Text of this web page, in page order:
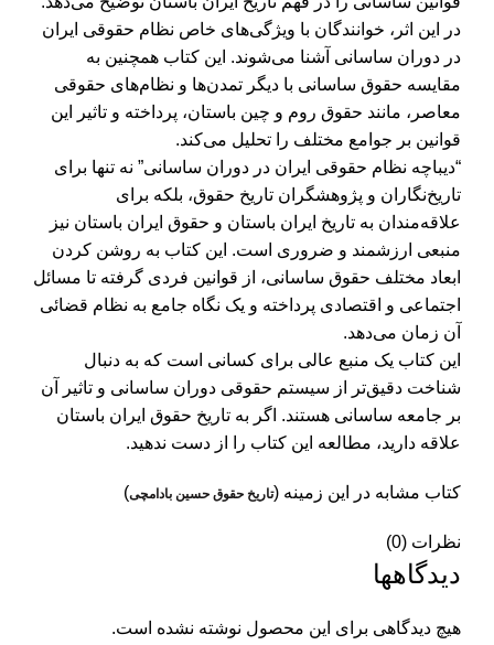
در این اثر، خوانندگان با ویژگی‌های خاص نظام حقوقی ایران
در دوران ساسانی آشنا می‌شوند. این کتاب همچنین به
مقایسه حقوق ساسانی با دیگر تمدن‌ها و نظام‌های حقوقی
معاصر، مانند حقوق روم و چین باستان، پرداخته و تاثیر این
قوانین بر جوامع مختلف را تحلیل می‌کند.
“دیباچه نظام حقوقی ایران در دوران ساسانی” نه تنها برای
تاریخ‌نگاران و پژوهشگران تاریخ حقوق، بلکه برای
علاقه‌مندان به تاریخ ایران باستان و حقوق ایران باستان نیز
منبعی ارزشمند و ضروری است. این کتاب به روشن کردن
ابعاد مختلف حقوق ساسانی، از قوانین فردی گرفته تا مسائل
اجتماعی و اقتصادی پرداخته و یک نگاه جامع به نظام قضائی
آن زمان می‌دهد.
این کتاب یک منبع عالی برای کسانی است که به دنبال
شناخت دقیق‌تر از سیستم حقوقی دوران ساسانی و تاثیر آن
بر جامعه ساسانی هستند. اگر به تاریخ حقوق ایران باستان
علاقه دارید، مطالعه این کتاب را از دست ندهید.
کتاب مشابه در این زمینه (تاریخ حقوق حسین بادامچی)
نظرات (0)
دیدگاهها
هیچ دیدگاهی برای این محصول نوشته نشده است.